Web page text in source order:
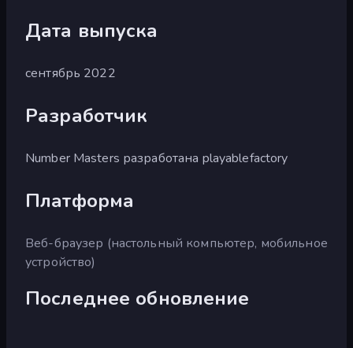
Дата выпуска
сентябрь 2022
Разработчик
Number Masters разработана playablefactory
Платформа
Веб-браузер (настольный компьютер, мобильное
устройство)
Последнее обновление